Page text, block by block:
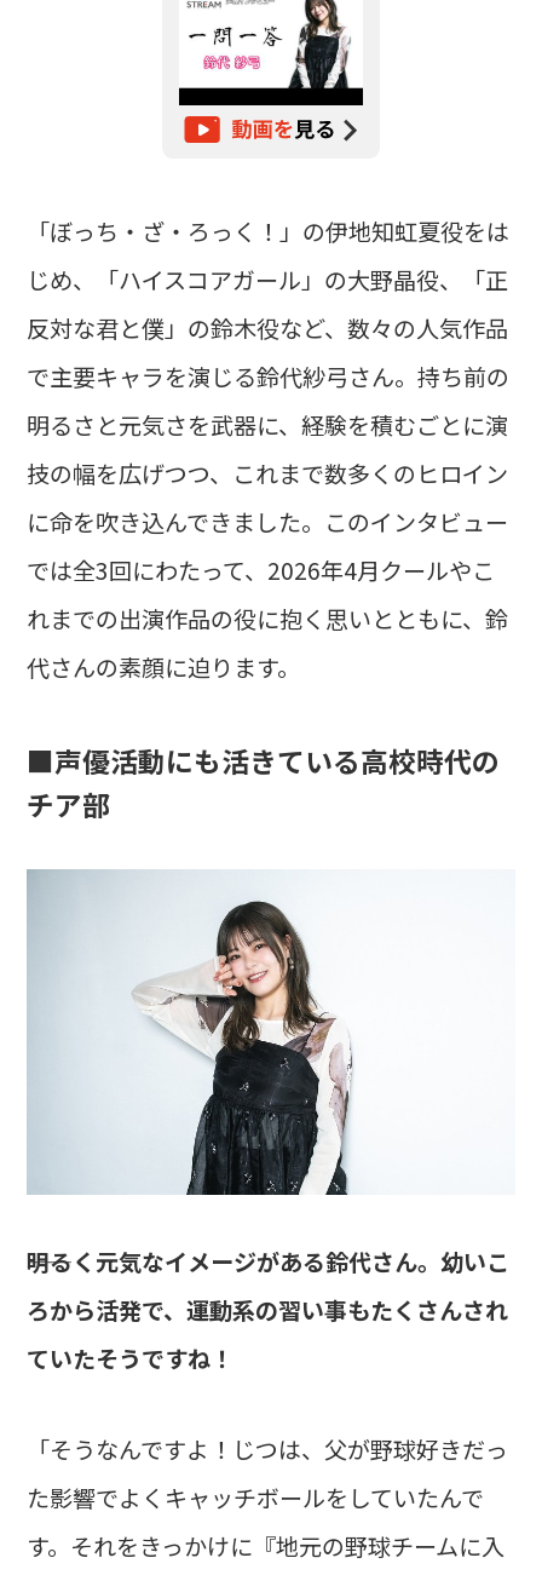
「ぼっち・ざ・ろっく！」の伊地知虹夏役をは
じめ、「ハイスコアガール」の大野晶役、「正
反対な君と僕」の鈴木役など、数々の人気作品
で主要キャラを演じる鈴代紗弓さん。持ち前の
明るさと元気さを武器に、経験を積むごとに演
技の幅を広げつつ、これまで数多くのヒロイン
に命を吹き込んできました。このインタビュー
では全3回にわたって、2026年4月クールやこ
れまでの出演作品の役に抱く思いとともに、鈴
代さんの素顔に迫ります。
■声優活動にも活きている高校時代の
チア部
――明るく元気なイメージがある鈴代さん。幼いこ
ろから活発で、運動系の習い事もたくさんされ
ていたそうですね！
「そうなんですよ！じつは、父が野球好きだっ
た影響でよくキャッチボールをしていたんで
す。それをきっかけに『地元の野球チームに入